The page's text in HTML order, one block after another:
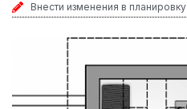
Внести изменения в планировку